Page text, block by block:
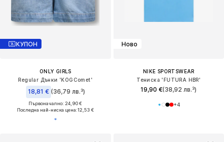
КУПОН
ONLY GIRLS
Regular Дънки 'KOGComet'
18,81 € (36,79 лв.³)
Първоначално: 24,90 €
Последна най-ниска цена:12,53 €
Ново
NIKE SPORTSWEAR
Тениска 'FUTURA HBR'
19,90 €(38,92 лв.³)
+4